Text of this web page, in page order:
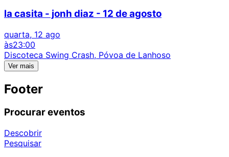
la casita - jonh diaz - 12 de agosto
quarta, 12 ago
às23:00
Discoteca Swing Crash, Póvoa de Lanhoso
Ver mais
Footer
Procurar eventos
Descobrir
Pesquisar